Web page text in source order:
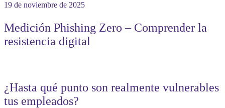
19 de noviembre de 2025
Medición Phishing Zero – Comprender la
resistencia digital
¿Hasta qué punto son realmente vulnerables
tus empleados?